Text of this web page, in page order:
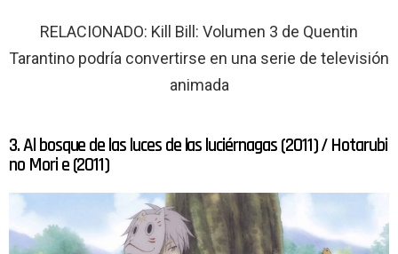
RELACIONADO: Kill Bill: Volumen 3 de Quentin
Tarantino podría convertirse en una serie de televisión
animada
3. Al bosque de las luces de las luciérnagas (2011) / Hotarubi
no Mori e (2011)